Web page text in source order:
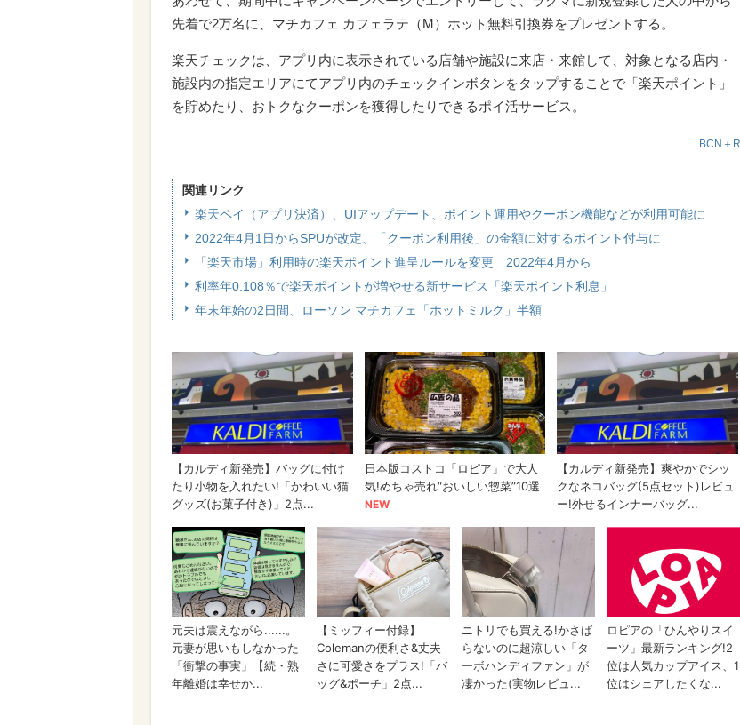
先着で2万名に、マチカフェ カフェラテ（M）ホット無料引換券をプレゼントする。
楽天チェックは、アプリ内に表示されている店舗や施設に来店・来館して、対象となる店内・
施設内の指定エリアにてアプリ内のチェックインボタンをタップすることで「楽天ポイント」
を貯めたり、おトクなクーポンを獲得したりできるポイ活サービス。
BCN＋R
関連リンク
楽天ペイ（アプリ決済）、UIアップデート、ポイント運用やクーポン機能などが利用可能に
2022年4月1日からSPUが改定、「クーポン利用後」の金額に対するポイント付与に
「楽天市場」利用時の楽天ポイント進呈ルールを変更 2022年4月から
利率年0.108％で楽天ポイントが増やせる新サービス「楽天ポイント利息」
年末年始の2日間、ローソン マチカフェ「ホットミルク」半額